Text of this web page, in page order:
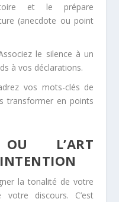
et le prépare
(anecdote ou point
le silence à un
à vos déclarations.
vos mots-clés de
transformer en points
OU L’ART
la tonalité de votre
discours. C’est